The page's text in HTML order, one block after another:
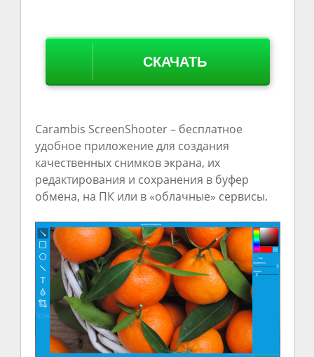
СКАЧАТЬ
Carambis ScreenShooter – бесплатное
удобное приложение для создания
качественных снимков экрана, их
редактирования и сохранения в буфер
обмена, на ПК или в «облачные» сервисы.